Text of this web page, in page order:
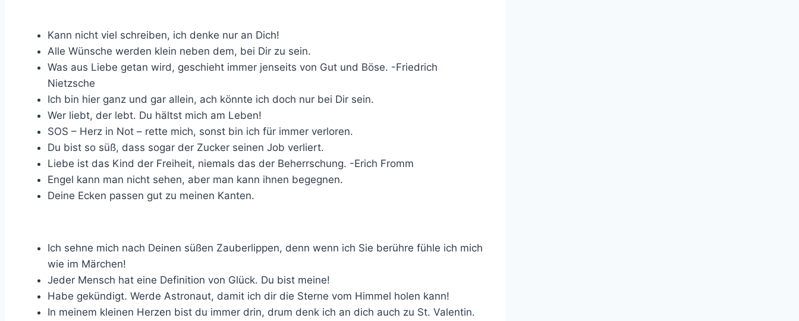
Kann nicht viel schreiben, ich denke nur an Dich!
Alle Wünsche werden klein neben dem, bei Dir zu sein.
Was aus Liebe getan wird, geschieht immer jenseits von Gut und Böse. -Friedrich
Nietzsche
Ich bin hier ganz und gar allein, ach könnte ich doch nur bei Dir sein.
Wer liebt, der lebt. Du hältst mich am Leben!
SOS – Herz in Not – rette mich, sonst bin ich für immer verloren.
Du bist so süß, dass sogar der Zucker seinen Job verliert.
Liebe ist das Kind der Freiheit, niemals das der Beherrschung. -Erich Fromm
Engel kann man nicht sehen, aber man kann ihnen begegnen.
Deine Ecken passen gut zu meinen Kanten.
Ich sehne mich nach Deinen süßen Zauberlippen, denn wenn ich Sie berühre fühle ich mich
wie im Märchen!
Jeder Mensch hat eine Definition von Glück. Du bist meine!
Habe gekündigt. Werde Astronaut, damit ich dir die Sterne vom Himmel holen kann!
In meinem kleinen Herzen bist du immer drin, drum denk ich an dich auch zu St. Valentin.